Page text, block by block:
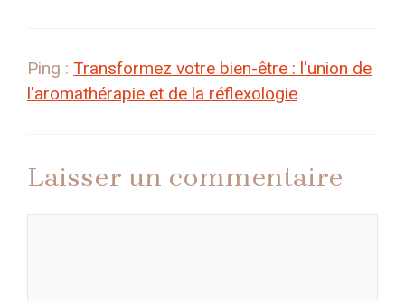
Ping : Transformez votre bien-être : l'union de
l'aromathérapie et de la réflexologie
Laisser un commentaire